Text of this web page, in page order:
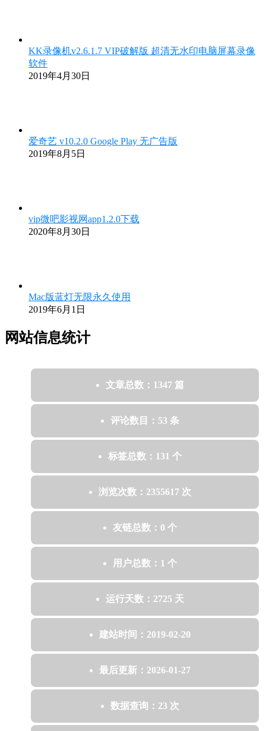
KK录像机v2.6.1.7 VIP破解版 超清无水印电脑屏幕录像
软件
2019年4月30日
爱奇艺 v10.2.0 Google Play 无广告版
2019年8月5日
vip微吧影视网app1.2.0下载
2020年8月30日
Mac版蓝灯无限永久使用
2019年6月1日
网站信息统计
文章总数：1347 篇
评论数目：53 条
标签总数：131 个
浏览次数：2355617 次
友链总数：0 个
用户总数：1 个
运行天数：2725 天
建站时间：2019-02-20
最后更新：2026-01-27
数据查询：23 次